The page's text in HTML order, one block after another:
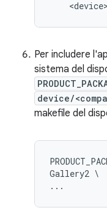
Per includere
sistema del
device/
makefile del
Gallery2 \